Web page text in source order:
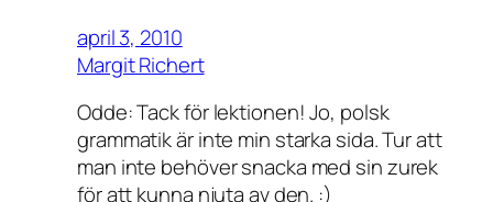
april 3, 2010
Margit Richert
Odde: Tack för lektionen! Jo, polsk
grammatik är inte min starka sida. Tur att
man inte behöver snacka med sin zurek
för att kunna njuta av den. :)